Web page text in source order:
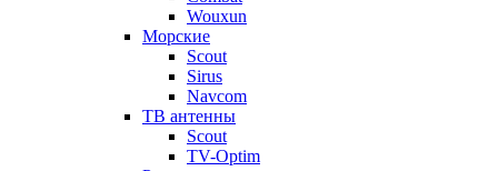
Wouxun
Морские
Scout
Sirus
Navcom
ТВ антенны
Scout
TV-Optim